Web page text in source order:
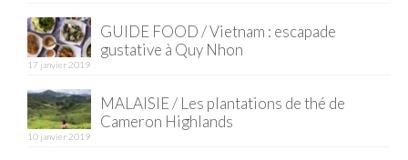
EUROPE
France
La Réunion
Paris
GUIDE FOOD / Vietnam : escapade
gustative à Quy Nhon
17 janvier 2019
MALAISIE / Les plantations de thé de
Cameron Highlands
10 janvier 2019